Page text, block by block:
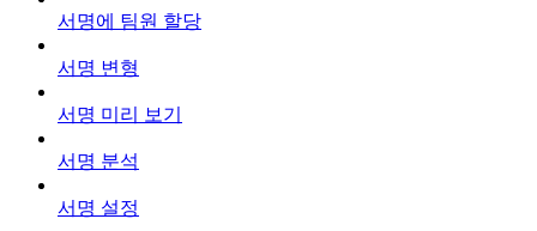
서명에 팀원 할당
서명 변형
서명 미리 보기
서명 분석
서명 설정